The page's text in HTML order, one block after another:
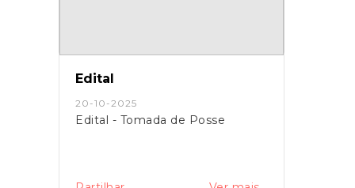
Edital
20-10-2025
Edital - Tomada de Posse